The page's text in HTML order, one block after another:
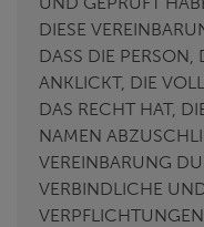
DIESE
DASS DIE PERSON,
ANKLICKT, DIE
DAS RECHT HAT,
NAMEN
VEREINBARUNG
VERBINDLICHE